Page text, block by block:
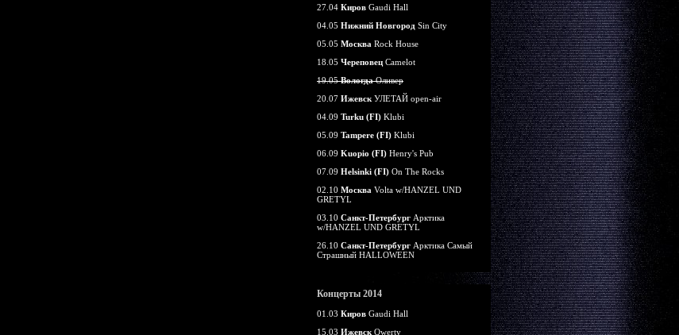
27.04 Киров Gaudi Hall
04.05 Нижний Новгород Sin City
05.05 Москва Rock House
18.05 Череповец Camelot
19.05ВологдаОливер
20.07 Ижевск УЛЕТАЙ open-air
04.09 Turku (FI) Klubi
05.09 Tampere (FI) Klubi
06.09 Kuopio (FI) Henry's Pub
07.09 Helsinki (FI) On The Rocks
02.10 Москва Volta w/HANZEL UND
GRETYL
03.10 Санкт-Петербург Арктика
w/HANZEL UND GRETYL
26.10 Санкт-Петербург Арктика Самый
Страшный HALLOWEEN
Концерты 2014
01.03 Киров Gaudi Hall
15.03 Ижевск Qwerty